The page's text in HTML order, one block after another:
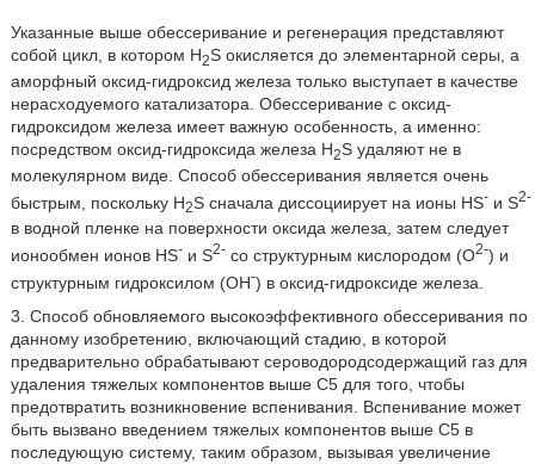
Указанные выше обессеривание и регенерация представляют
собой цикл, в котором H2S окисляется до элементарной серы, а
аморфный оксид-гидроксид железа только выступает в качестве
нерасходуемого катализатора. Обессеривание с оксид-
гидроксидом железа имеет важную особенность, а именно:
посредством оксид-гидроксида железа H2S удаляют не в
молекулярном виде. Способ обессеривания является очень
быстрым, поскольку H2S сначала диссоциирует на ионы HS-и S2-
в водной пленке на поверхности оксида железа, затем следует
ионообмен ионов HS-и S2-со структурным кислородом (О2-) и
структурным гидроксилом (ОН-) в оксид-гидроксиде железа.
3. Способ обновляемого высокоэффективного обессеривания по
данному изобретению, включающий стадию, в которой
предварительно обрабатывают сероводородсодержащий газ для
удаления тяжелых компонентов выше С5 для того, чтобы
предотвратить возникновение вспенивания. Вспенивание может
быть вызвано введением тяжелых компонентов выше С5 в
последующую систему, таким образом, вызывая увеличение